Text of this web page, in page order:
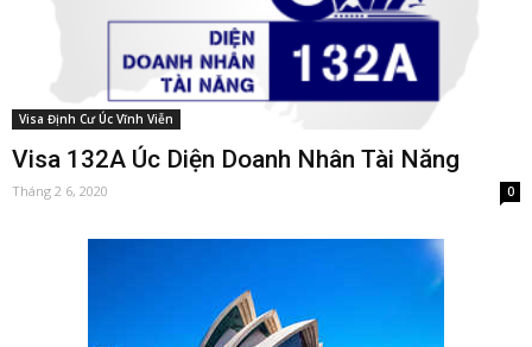
Visa Định Cư Úc Vĩnh Viễn
Visa 132A Úc Diện Doanh Nhân Tài Năng
Tháng 2 6, 2020 0